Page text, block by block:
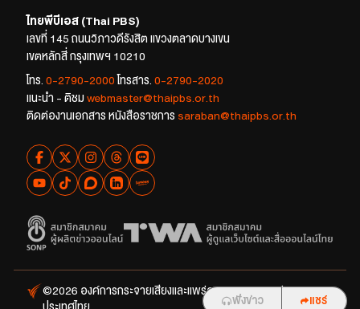
ฟังข่าว แชร์
ฟังข่าว แชร์
ไทยพีบีเอส (Thai PBS)
เลขที่ 145 ถนนวิภาวดีรังสิต แขวงตลาดบางเขน
เขตหลักสี่ กรุงเทพฯ 10210
โทร. 0-2790-2000 โทรสาร. 0-2790-2020
แนะนำ - ติชม webmaster@thaipbs.or.th
ติดต่องานเอกสาร หนังสือราชการ saraban@thaipbs.or.th
©2026 องค์การกระจายเสียงและแพร่ภาพสาธารณะแห่ง